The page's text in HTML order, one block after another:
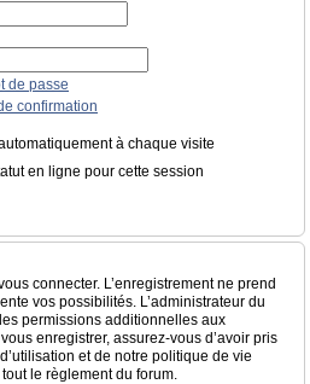
de passe
confirmation
à chaque visite
en ligne pour cette session
connecter. L’enregistrement ne prend
vos possibilités. L’administrateur du
permissions additionnelles aux
enregistrer, assurez-vous d’avoir pris
et de notre politique de vie
le règlement du forum.